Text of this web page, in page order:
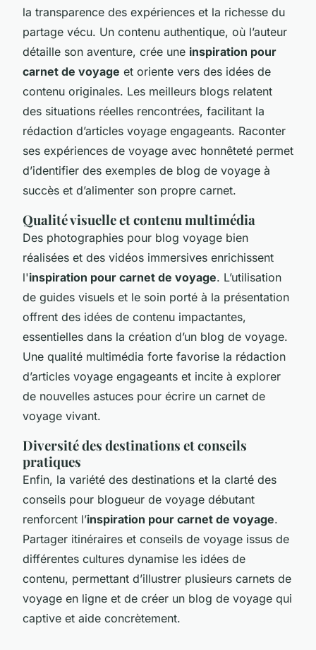
la transparence des expériences et la richesse du
partage vécu. Un contenu authentique, où l’auteur
détaille son aventure, crée une inspiration pour
carnet de voyage et oriente vers des idées de
contenu originales. Les meilleurs blogs relatent
des situations réelles rencontrées, facilitant la
rédaction d’articles voyage engageants. Raconter
ses expériences de voyage avec honnêteté permet
d’identifier des exemples de blog de voyage à
succès et d’alimenter son propre carnet.
Qualité visuelle et contenu multimédia
Des photographies pour blog voyage bien
réalisées et des vidéos immersives enrichissent
l'inspiration pour carnet de voyage. L’utilisation
de guides visuels et le soin porté à la présentation
offrent des idées de contenu impactantes,
essentielles dans la création d’un blog de voyage.
Une qualité multimédia forte favorise la rédaction
d’articles voyage engageants et incite à explorer
de nouvelles astuces pour écrire un carnet de
voyage vivant.
Diversité des destinations et conseils
pratiques
Enfin, la variété des destinations et la clarté des
conseils pour blogueur de voyage débutant
renforcent l’inspiration pour carnet de voyage.
Partager itinéraires et conseils de voyage issus de
différentes cultures dynamise les idées de
contenu, permettant d’illustrer plusieurs carnets de
voyage en ligne et de créer un blog de voyage qui
captive et aide concrètement.